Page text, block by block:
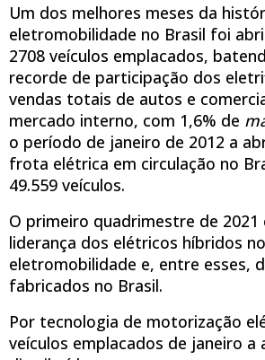
Um dos melhores meses da
eletromobilidade no Brasil foi
2708 veículos emplacados,
recorde de participação dos
vendas totais de autos e
mercado interno, com 1,6% de
o período de janeiro de 2012 a
frota elétrica em circulação no
49.559 veículos.
O primeiro quadrimestre de 2021
liderança dos elétricos híbridos
eletromobilidade e, entre esses,
fabricados no Brasil.
Por tecnologia de motorização
veículos emplacados de janeiro a